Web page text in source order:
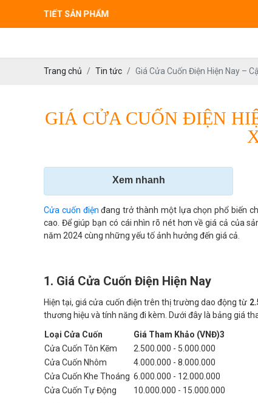
TIẾT SẢN PHẨM
Trang chủ Tin tức Giá Cửa Cuốn Điện Hiện Nay –
GIÁ CỬA CUỐN ĐIỆN
Xem nhanh
Cửa cuốn điệnđang trở thành một lựa chọn phổ biến
cao. Để giúp bạn có cái nhìn rõ nét hơn về giá cả của
năm 2024 cùng những yếu tố ảnh hưởng đến giá cả.
1. Giá Cửa Cuốn Điện Hiện Nay
Hiện tại, giá cửa cuốn điện trên thị trường dao động từ
thương hiệu và tính năng đi kèm. Dưới đây là bảng giá
Loại Cửa Cuốn
Giá Tham Khảo (VNĐ)3
Cửa Cuốn Tôn Kẽm
2.500.000 - 5.000.000
Cửa Cuốn Nhôm
4.000.000 - 8.000.000
Cửa Cuốn Khe Thoáng 6.000.000 - 12.000.000
Cửa Cuốn Tự Động
10.000.000 - 15.000.000